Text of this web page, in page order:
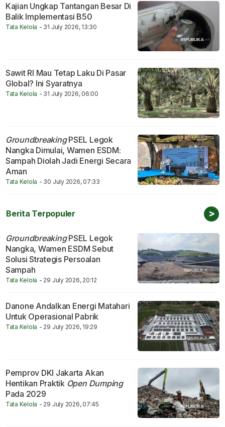
Kajian Ungkap Tantangan Besar Di
Balik Implementasi B50
Tata Kelola - 31 July 2026, 13:30
Sawit RI Mau Tetap Laku Di Pasar
Global? Ini Syaratnya
Tata Kelola - 31 July 2026, 06:00
GroundbreakingPSEL Legok
Nangka Dimulai, Wamen ESDM:
Sampah Diolah Jadi Energi Secara
Aman
Tata Kelola - 30 July 2026, 07:33
Berita Terpopuler >
GroundbreakingPSEL Legok
Nangka, Wamen ESDM Sebut
Solusi Strategis Persoalan
Sampah
Tata Kelola - 29 July 2026, 20:12
Danone Andalkan Energi Matahari
Untuk Operasional Pabrik
Tata Kelola - 29 July 2026, 19:29
Pemprov DKI Jakarta Akan
Hentikan Praktik Open Dumping
Pada 2029
Tata Kelola - 29 July 2026, 07:45